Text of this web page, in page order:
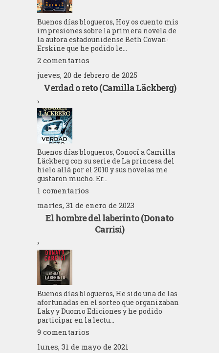
Buenos días blogueros, Hoy os cuento mis
impresiones sobre la primera novela de
la autora estadounidense Beth Cowan-
Erskine que he podido le...
2 comentarios
jueves, 20 de febrero de 2025
Verdad o reto (Camilla Läckberg)
›
Buenos días blogueros, Conocí a Camilla
Läckberg con su serie de La princesa del
hielo allá por el 2010 y sus novelas me
gustaron mucho. Er...
1 comentarios
martes, 31 de enero de 2023
El hombre del laberinto (Donato
Carrisi)
›
Buenos días blogueros, He sido una de las
afortunadas en el sorteo que organizaban
Laky y Duomo Ediciones y he podido
participar en la lectu...
9 comentarios
lunes, 31 de mayo de 2021